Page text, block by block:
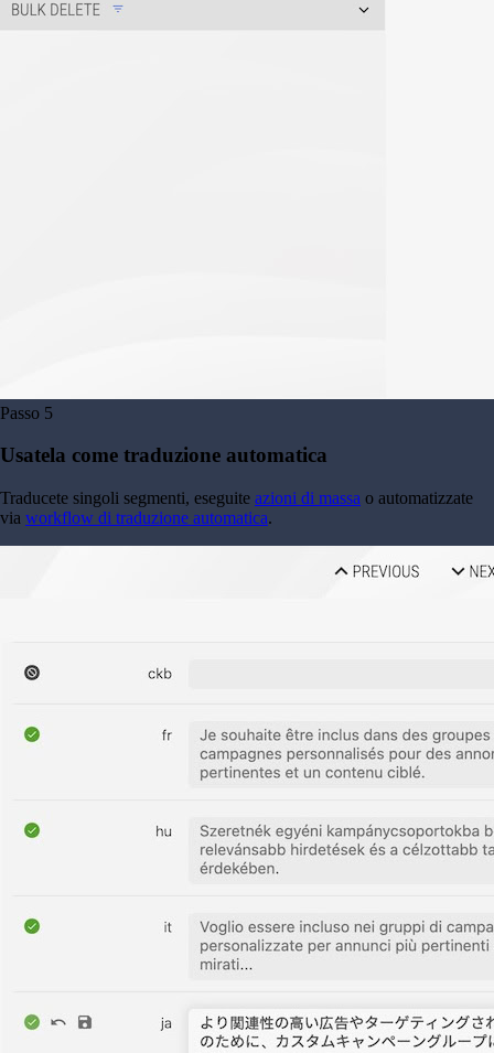
Passo 5
Usatela come traduzione automatica
Traducete singoli segmenti, eseguite azioni di massa o automatizzate
via workflow di traduzione automatica.